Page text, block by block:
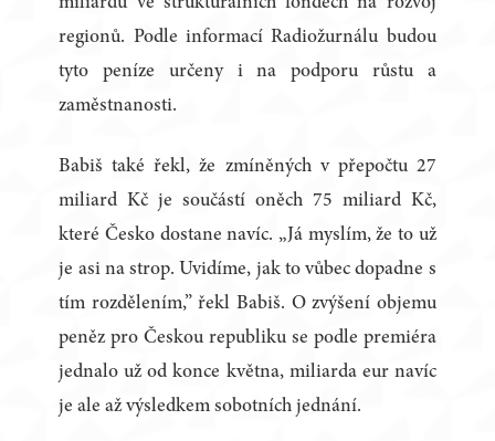
regionů. Podle informací Radiožurnálu budou
tyto peníze určeny i na podporu růstu a
zaměstnanosti.
Babiš také řekl, že zmíněných v přepočtu 27
miliard Kč je součástí oněch 75 miliard Kč,
které Česko dostane navíc. „Já myslím, že to už
je asi na strop. Uvidíme, jak to vůbec dopadne s
tím rozdělením,” řekl Babiš. O zvýšení objemu
peněz pro Českou republiku se podle premiéra
jednalo už od konce května, miliarda eur navíc
je ale až výsledkem sobotních jednání.